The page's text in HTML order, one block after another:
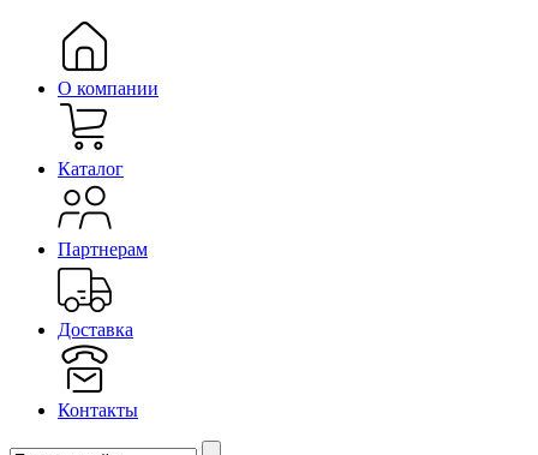
О компании
Каталог
Партнерам
Доставка
Контакты